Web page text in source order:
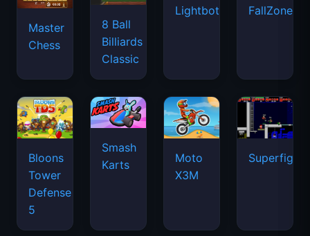
Master
Chess
8 Ball
Billiards
Classic
Lightbot FallZone.io
Bloons
Tower
Defense
5
Smash
Karts
Moto
X3M